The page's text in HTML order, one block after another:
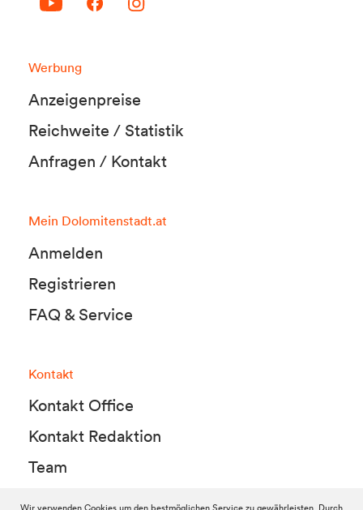
Werbung
Anzeigenpreise
Reichweite / Statistik
Anfragen / Kontakt
Mein Dolomitenstadt.at
Anmelden
Registrieren
FAQ & Service
Kontakt
Kontakt Office
Kontakt Redaktion
Team